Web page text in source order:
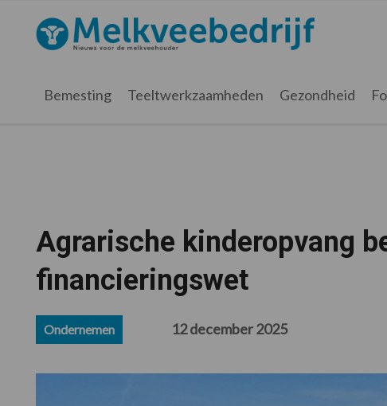
hoofdnavigatie
hoofd
eerste
voettekst
Melkveebedrijf.nl
Bemesting Teeltwerkzaamheden Gezondheid
Agrarische kinderopvang
financieringswet
Ondernemen 12 december 2025